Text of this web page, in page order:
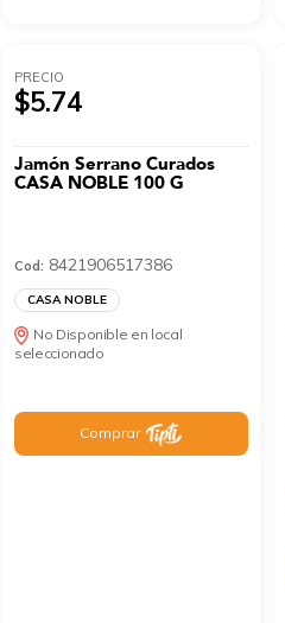
PRECIO
$5.74
Jamón Serrano Curados
CASA NOBLE 100 G
Cod: 8421906517386
CASA NOBLE
No Disponible en local
seleccionado
Comprar